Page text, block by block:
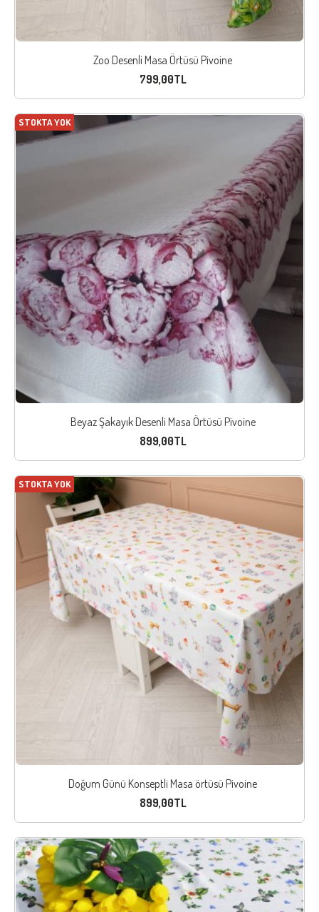
Zoo Desenli Masa Örtüsü Pivoine
799,00TL
STOKTA YOK
Beyaz Şakayık Desenli Masa Örtüsü Pivoine
899,00TL
STOKTA YOK
Doğum Günü Konseptli Masa örtüsü Pivoine
899,00TL